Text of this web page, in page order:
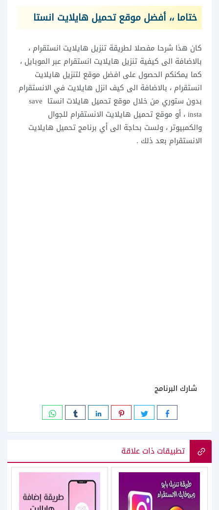
ختاما ،، أفضل موقع تحميل هايلايت انستا
كان هذا شرحا مفصلا لطريقة تنزيل هايلايت انستقرام ،
بالاضافة الى كيفية تنزيل هايلايت انستقرام عبر الموبايل ،
كما يمكنكم الحصول على افضل موقع لتنزيل هايلايت
انستقرام ، بالاضافة الى كيف انزل هايلايت في الانستقرام
بدون ستوري من خلال موقع تحميل هايلات انستا save
insta ، أو موقع تحميل هايلايت الانستقرام للجوال
والكمبيوتر ، ولست بحاجة الى أي برنامج تحميل هايلايت
الانستقرام بعد ذلك .
شارك البرنامج
تطبيقات ذات علاقة